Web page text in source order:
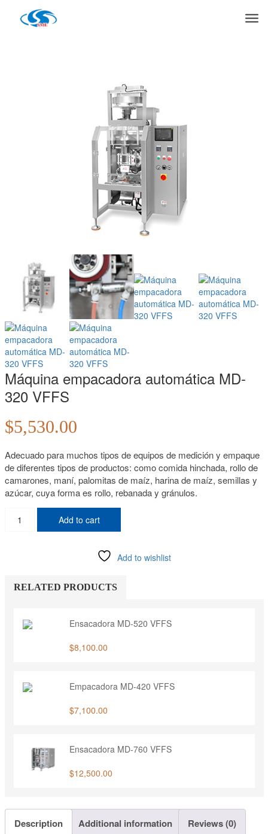
Máquina empacadora automática MD-
320 VFFS
$5,530.00
Adecuado para muchos tipos de equipos de medición y empaque
de diferentes tipos de productos: como comida hinchada, rollo de
camarones, maní, palomitas de maíz, harina de maíz, semillas y
azúcar, cuya forma es rollo, rebanada y gránulos.
empacadora
quantity
Add to cart
Add to wishlist
RELATED PRODUCTS
Ensacadora MD-520 VFFS
$8,100.00
Empacadora MD-420 VFFS
$7,100.00
Ensacadora MD-760 VFFS
$12,500.00
Description Additional information Reviews (0)